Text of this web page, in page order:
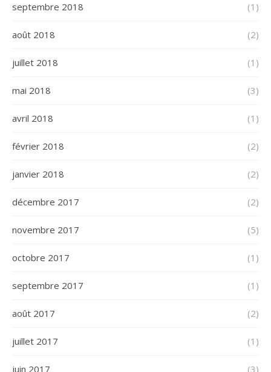
septembre 2018 (1)
août 2018 (2)
juillet 2018 (1)
mai 2018 (3)
avril 2018 (1)
février 2018 (2)
janvier 2018 (2)
décembre 2017 (2)
novembre 2017 (5)
octobre 2017 (1)
septembre 2017 (1)
août 2017 (2)
juillet 2017 (1)
juin 2017 (3)